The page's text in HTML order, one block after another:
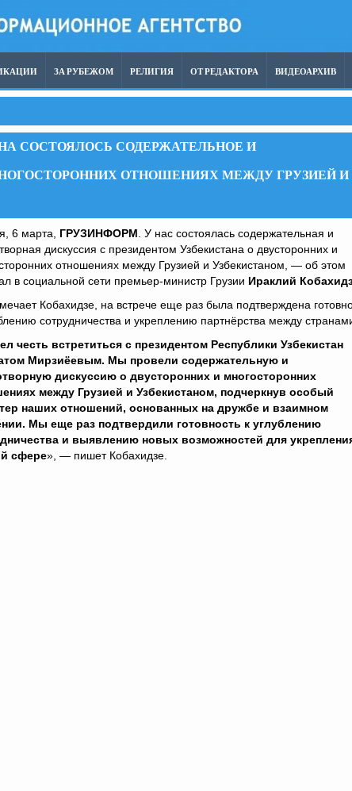
ЗА РУБЕЖОМ РЕЛИГИЯ ОТ РЕДАКТОРА ВИДЕОАРХИВ
СОСТОЯЛОСЬ СОДЕРЖАТЕЛЬНОЕ И
ОТНОШЕНИЯХ МЕЖДУ ГРУЗИЕЙ И
6 марта, ГРУЗИНФОРМ . У нас состоялась содержательная и
дискуссия с президентом Узбекистана о двусторонних и
отношениях между Грузией и Узбекистаном, — об этом
в социальной сети премьер-министр Грузии Ираклий
Кобахидзе, на встрече еще раз была подтверждена
сотрудничества и укреплению партнёрства между
честь встретиться с президентом Республики Узбекистан
Мирзиёевым. Мы провели содержательную и
дискуссию о двусторонних и многосторонних
между Грузией и Узбекистаном, подчеркнув особый
наших отношений, основанных на дружбе и взаимном
Мы еще раз подтвердили готовность к углублению
и выявлению новых возможностей для
сфере», — пишет Кобахидзе.